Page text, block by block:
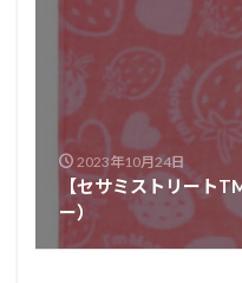
2023年10月24日
【セサミストリート
ー）